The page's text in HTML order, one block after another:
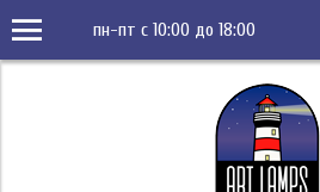
пн-пт с 10:00 до 18:00